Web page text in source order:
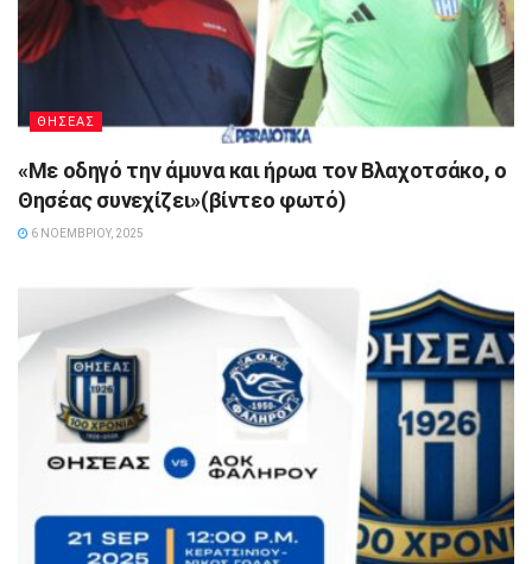
ΘΗΣΕΑΣ
«Με οδηγό την άμυνα και ήρωα τον Βλαχοτσάκο, ο
Θησέας συνεχίζει»(βίντεο φωτό)
6 ΝΟΕΜΒΡΊΟΥ, 2025